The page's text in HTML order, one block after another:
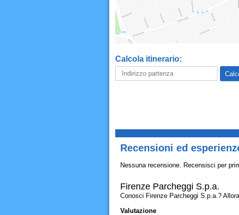
Calcola itinerario:
Recensioni ed
Nessuna recensione. Recensisci per
Firenze Parcheggi S.p.a.
Conosci Firenze Parcheggi S.p.a.?
Valutazione